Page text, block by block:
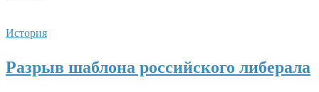
История
Разрыв шаблона российского либерала